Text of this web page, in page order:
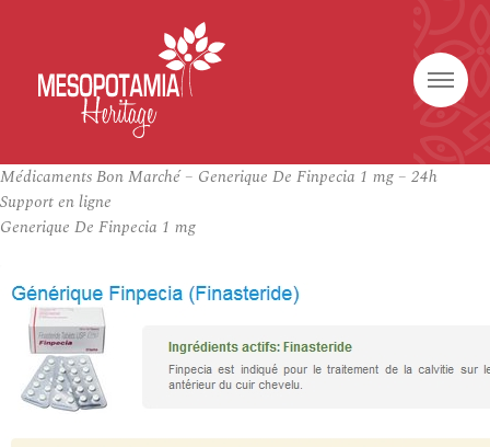
Médicaments Bon Marché – Generique De Finpecia 1 mg – 24h
Support en ligne
Generique De Finpecia 1 mg